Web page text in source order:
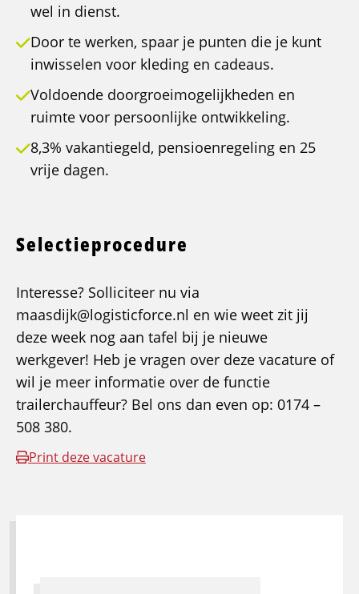
wel in dienst.
Door te werken, spaar je punten die je kunt
inwisselen voor kleding en cadeaus.
Voldoende doorgroeimogelijkheden en
ruimte voor persoonlijke ontwikkeling.
8,3% vakantiegeld, pensioenregeling en 25
vrije dagen.
Selectieprocedure
Interesse? Solliciteer nu via
maasdijk@logisticforce.nl en wie weet zit jij
deze week nog aan tafel bij je nieuwe
werkgever! Heb je vragen over deze vacature of
wil je meer informatie over de functie
trailerchauffeur? Bel ons dan even op: 0174 –
508 380.
Print deze vacature